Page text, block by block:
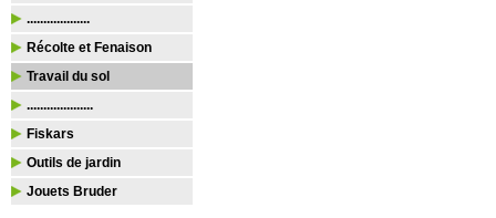
...................
Récolte et Fenaison
Travail du sol
....................
Fiskars
Outils de jardin
Jouets Bruder